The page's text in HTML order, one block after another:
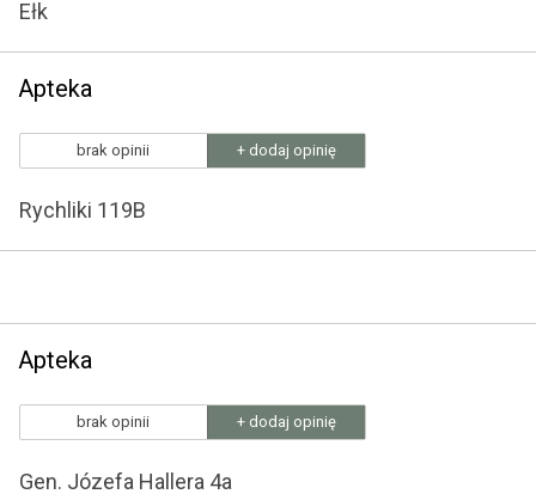
Ełk
Apteka
brak opinii + dodaj opinię
Rychliki 119B
Apteka
brak opinii + dodaj opinię
Gen. Józefa Hallera 4a